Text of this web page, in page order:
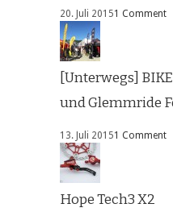
20. Juli 20151 Comment
[Unterwegs]
und Glemmride
13. Juli 20151 Comment
Hope Tech3 X2